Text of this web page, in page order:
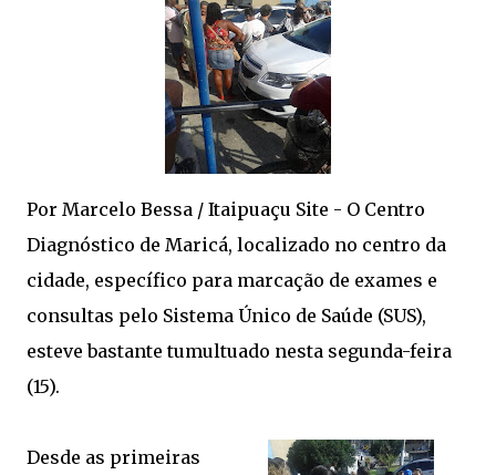
Por Marcelo Bessa / Itaipuaçu Site - O Centro
Diagnóstico de Maricá, localizado no centro da
cidade, específico para marcação de exames e
consultas pelo Sistema Único de Saúde (SUS),
esteve bastante tumultuado nesta segunda-feira
(15).
Desde as primeiras